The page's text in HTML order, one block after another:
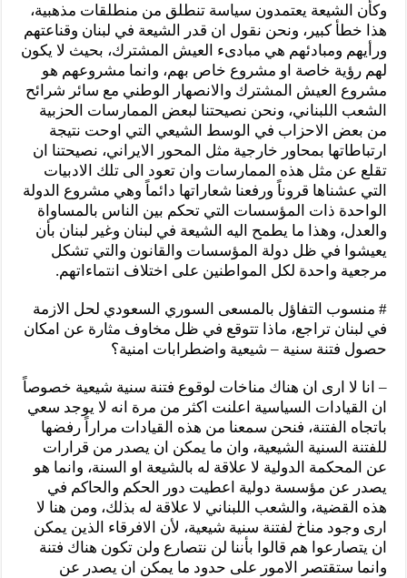
وكأن الشيعة يعتمدون سياسة تنطلق من منطلقات مذهبية،
هذا خطأ كبير، ونحن نقول ان قدر الشيعة في لبنان وقناعتهم
ورأيهم ومبادئهم هي مبادىء العيش المشترك، بحيث لا يكون
لهم رؤية خاصة او مشروع خاص بهم، وانما مشروعهم هو
مشروع العيش المشترك والانصهار الوطني مع سائر شرائح
الشعب اللبناني، ونحن نصيحتنا لبعض الممارسات الحزبية
من بعض الاحزاب في الوسط الشيعي التي اوحت نتيجة
ارتباطاتها بمحاور خارجية مثل المحور الايراني، نصيحتنا ان
تقلع عن مثل هذه الممارسات وان تعود الى تلك الادبيات
التي عشناها قروناً ورفعنا شعاراتها دائماً وهي مشروع الدولة
الواحدة ذات المؤسسات التي تحكم بين الناس بالمساواة
والعدل، وهذا ما يطمح اليه الشيعة في لبنان وغير لبنان بأن
يعيشوا في ظل دولة المؤسسات والقانون والتي تشكل
مرجعية واحدة لكل المواطنين على اختلاف انتماءاتهم.
# منسوب التفاؤل بالمسعى السوري السعودي لحل الازمة
في لبنان تراجع، ماذا تتوقع في ظل مخاوف مثارة عن امكان
حصول فتنة سنية – شيعية واضطرابات امنية؟
– انا لا ارى ان هناك مناخات لوقوع فتنة سنية شيعية خصوصاً
ان القيادات السياسية اعلنت اكثر من مرة انه لا يوجد سعي
باتجاه الفتنة، فنحن سمعنا من هذه القيادات مراراً رفضها
للفتنة السنية الشيعية، وان ما يمكن ان يصدر من قرارات
عن المحكمة الدولية لا علاقة له بالشيعة او السنة، وانما هو
يصدر عن مؤسسة دولية اعطيت دور الحكم والحاكم في
هذه القضية، والشعب اللبناني لا علاقة له بذلك، ومن هنا لا
ارى وجود مناخ لفتنة سنية شيعية، لأن الافرقاء الذين يمكن
ان يتصارعوا هم قالوا بأننا لن نتصارع ولن تكون هناك فتنة
وانما ستقتصر الامور على حدود ما يمكن ان يصدر عن